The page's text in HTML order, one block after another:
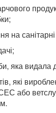
на
яка видала
які
або